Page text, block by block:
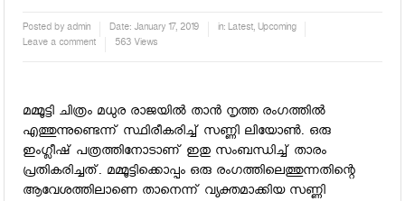
Posted byadmin Date: January 17, 2019 in:Latest,Upcoming
Leave a comment
563 Views
മമ്മൂട്ടി ചിത്രം മധുര രാജയില്‍ താന്‍ നൃത്ത രംഗത്തില്‍
എത്തുന്നുണ്ടെന്ന് സ്ഥിരീകരിച്ച് സണ്ണി ലിയോണ്‍. ഒരു
ഇംഗ്ലീഷ് പത്രത്തിനോടാണ് ഇതു സംബന്ധിച്ച് താരം
പ്രതികരിച്ചത്. മമ്മൂട്ടിക്കൊപ്പം ഒരു രംഗത്തിലെത്തുന്നതിന്റെ
ആവേശത്തിലാണെ താനെന്ന് വ്യക്തമാക്കിയ സണ്ണി